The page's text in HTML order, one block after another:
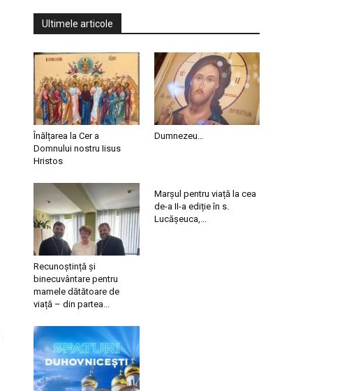
Ultimele articole
Înălțarea la Cer a
Domnului nostru Iisus
Hristos
Dumnezeu…
Recunoștință și
binecuvântare pentru
mamele dătătoare de
viață – din partea...
Marșul pentru viață la cea
de-a II-a ediție în s.
Lucășeuca,...